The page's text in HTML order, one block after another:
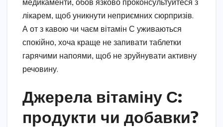
медикаменти, обов’язково проконсультуйтеся з
лікарем, щоб уникнути неприємних сюрпризів.
А от з кавою чи чаєм вітамін С уживаються
спокійно, хоча краще не запивати таблетки
гарячими напоями, щоб не зруйнувати активну
речовину.
Джерела вітаміну С:
продукти чи добавки?